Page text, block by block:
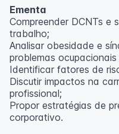
Ementa
Compreender DCNTs e
trabalho;
Analisar obesidade e
problemas ocupacionais
Identificar fatores de
Discutir impactos na
profissional;
Propor estratégias de
corporativo.